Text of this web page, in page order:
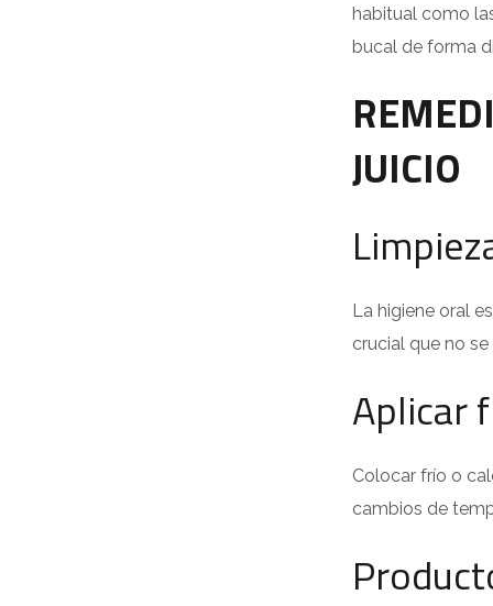
habitual como
bucal de forma
JUICIO
La higiene oral
crucial que no
Aplicar
Colocar frío o
cambios de